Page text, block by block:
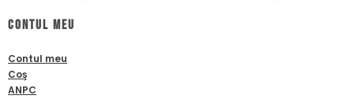
Contul meu
Contul meu
Coş
ANPC